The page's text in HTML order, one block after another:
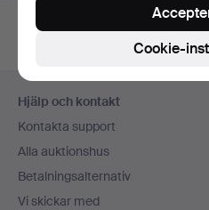
Sidfotsnavigation
Hjälp och kontakt
Kontakta support
Alla auktionshus
Betalningsalternativ
Vi skickar med
Cookie-